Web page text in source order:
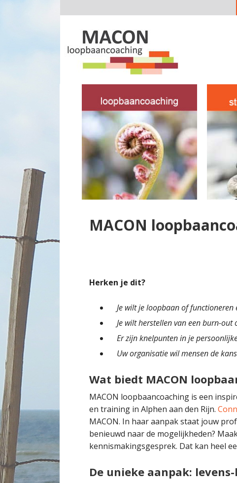
MACON
Herken je dit?
Je wilt je loopbaan of functioneren
Je wilt herstellen van een burn-
Er zijn knelpunten in je
Uw organisatie wil mensen de
Wat biedt MACON
MACON loopbaancoaching is een
en training in Alphen aan den Rijn.
MACON. In haar aanpak staat jouw
benieuwd naar de mogelijkheden?
kennismakingsgesprek. Dat kan heel
De unieke aanpak: